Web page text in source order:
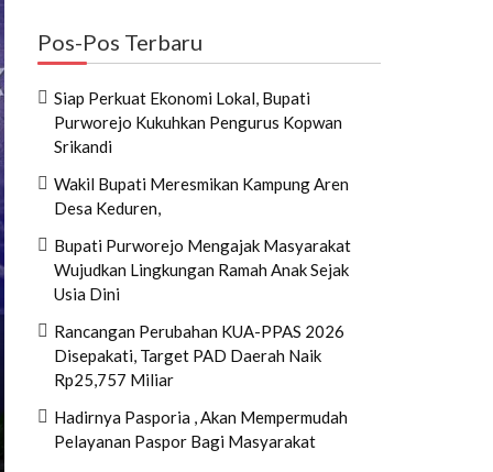
Pos-Pos Terbaru
Siap Perkuat Ekonomi Lokal, Bupati
Purworejo Kukuhkan Pengurus Kopwan
Srikandi
Wakil Bupati Meresmikan Kampung Aren
Desa Keduren,
Bupati Purworejo Mengajak Masyarakat
Wujudkan Lingkungan Ramah Anak Sejak
Usia Dini
Rancangan Perubahan KUA-PPAS 2026
Disepakati, Target PAD Daerah Naik
Rp25,757 Miliar
Hadirnya Pasporia , Akan Mempermudah
Pelayanan Paspor Bagi Masyarakat